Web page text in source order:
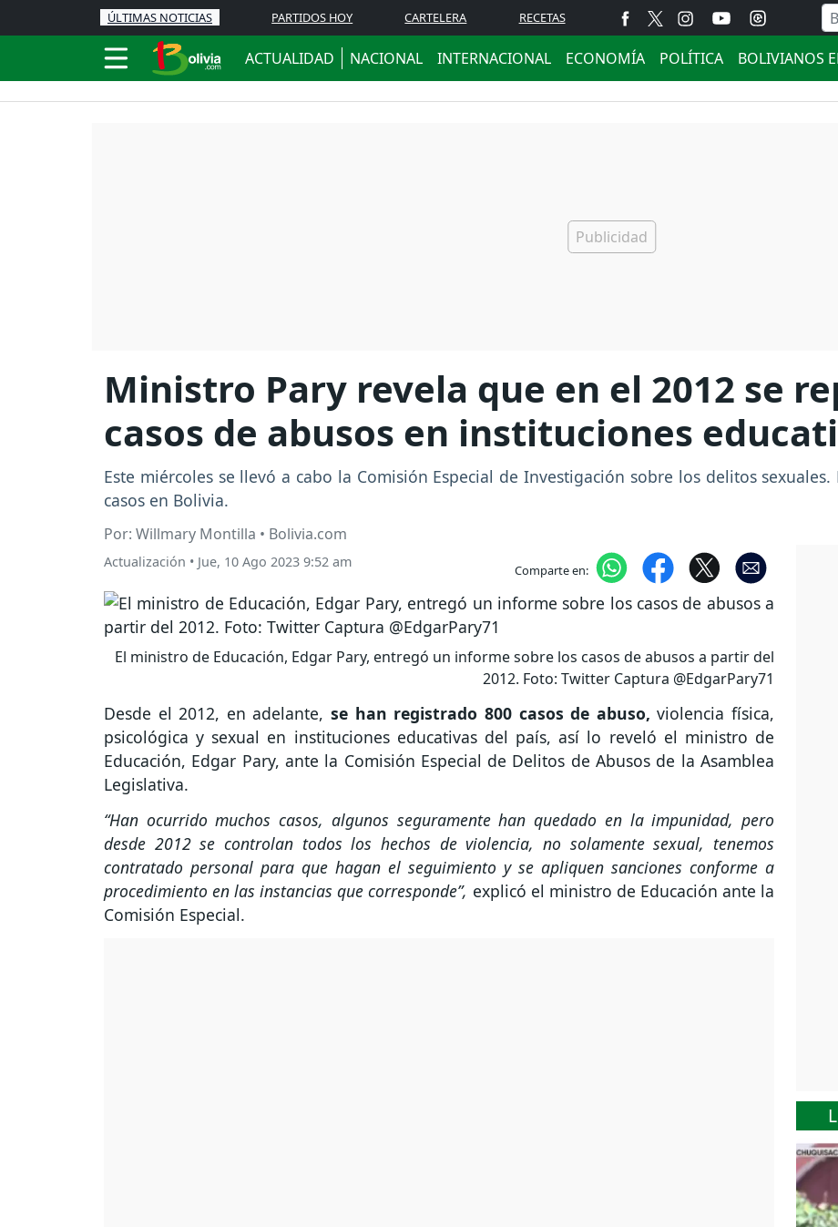
ÚLTIMAS NOTICIAS PARTIDOS HOY CARTELERA RECETAS
ACTUALIDAD NACIONAL INTERNACIONAL ECONOMÍA POLÍTICA BOLIVIANOS
Ministro Pary revela que en el 2012 se
casos de abusos en instituciones
Este miércoles se llevó a cabo la Comisión Especial de Investigación sobre los delitos
casos en Bolivia.
Por: Willmary Montilla • Bolivia.com
Actualización • Jue, 10 Ago 2023 9:52 am Comparte en:
El ministro de Educación, Edgar Pary, entregó un informe sobre los casos de abusos a partir del
2012. Foto: Twitter Captura @EdgarPary71
Desde el 2012, en adelante,se han registrado 800 casos de abuso, violencia física,
psicológica y sexual en instituciones educativas del país, así lo reveló el ministro de
Educación, Edgar Pary, ante la Comisión Especial de Delitos de Abusos de la Asamblea
Legislativa.
“Han ocurrido muchos casos, algunos seguramente han quedado en la impunidad, pero
desde 2012 se controlan todos los hechos de violencia, no solamente sexual, tenemos
contratado personal para que hagan el seguimiento y se apliquen sanciones conforme a
procedimiento en las instancias que corresponde”, explicó el ministro de Educación ante la
Comisión Especial.